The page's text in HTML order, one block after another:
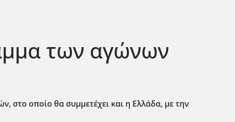
των αγώνων
στο οποίο θα συμμετέχει και η Ελλάδα, με την